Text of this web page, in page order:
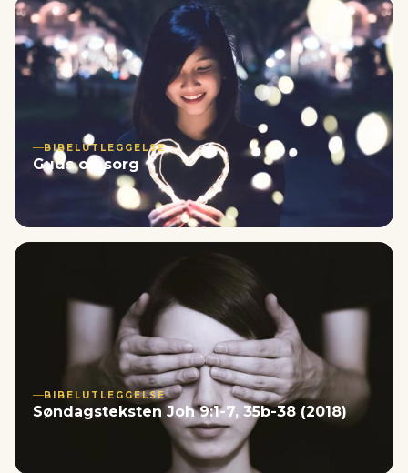
BIBELUTLEGGELSE
Guds omsorg
BIBELUTLEGGELSE
Søndagsteksten Joh 9:1-7, 35b-38 (2018)